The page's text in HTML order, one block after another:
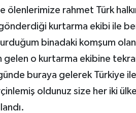
ölenlerimize rahmet Türk
kurtarma ekibi ile
binadaki komşum
gelen o kurtarma ekibine
buraya gelerek Türkiye
oldunuz size her iki